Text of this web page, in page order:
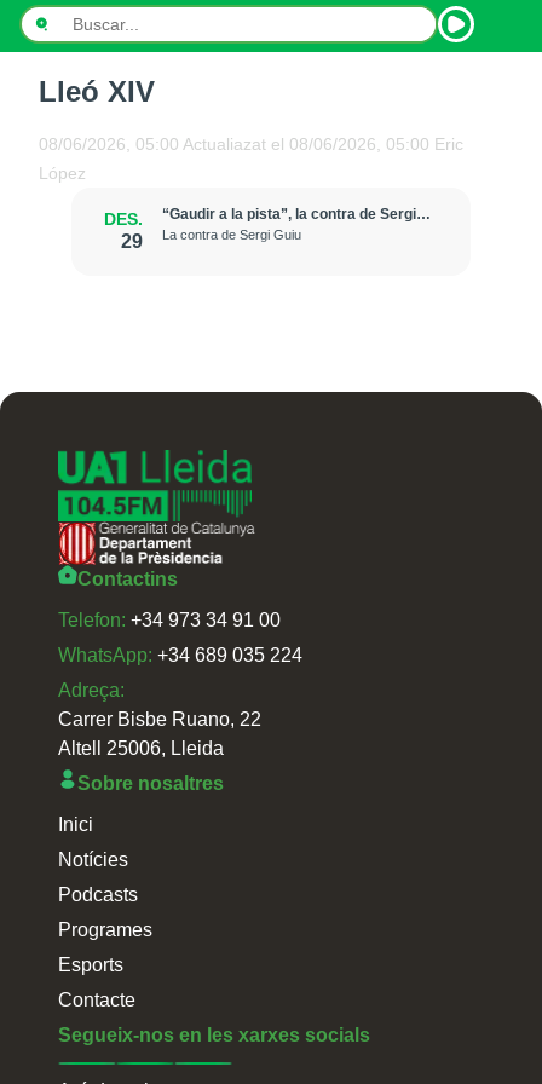
PODCASTS
Lleó XIV
08/06/2026, 05:00 Actualiazat el 08/06/2026, 05:00 Eric
López
DES.
29
“Gaudir a la pista”, la contra de Sergi
Guiu
La contra de Sergi Guiu
Contactins
Telefon: +34 973 34 91 00
WhatsApp: +34 689 035 224
Adreça:
Carrer Bisbe Ruano, 22
Altell 25006, Lleida
Sobre nosaltres
Inici
Notícies
Podcasts
Programes
Esports
Contacte
Segueix-nos en les xarxes socials